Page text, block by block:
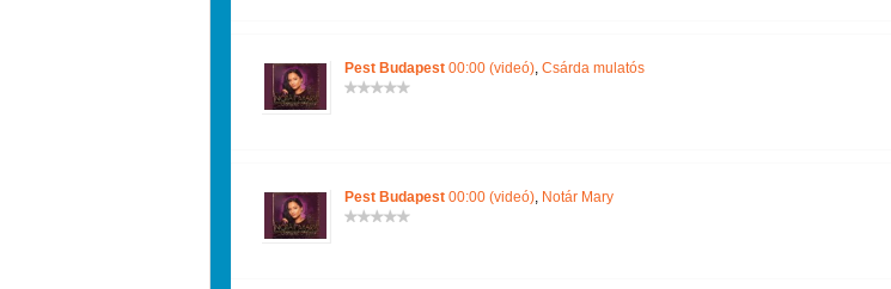
Pest Budapest 00:00 (videó), Csárda mulatós
Pest Budapest 00:00 (videó), Notár Mary